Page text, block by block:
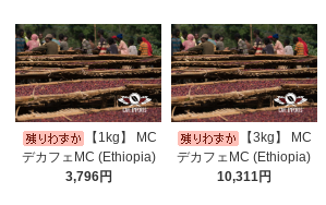
【1kg】 MC
デカフェMC (Ethiopia)
3,796円
【3kg】 MC
デカフェMC (Ethiopia)
10,311円